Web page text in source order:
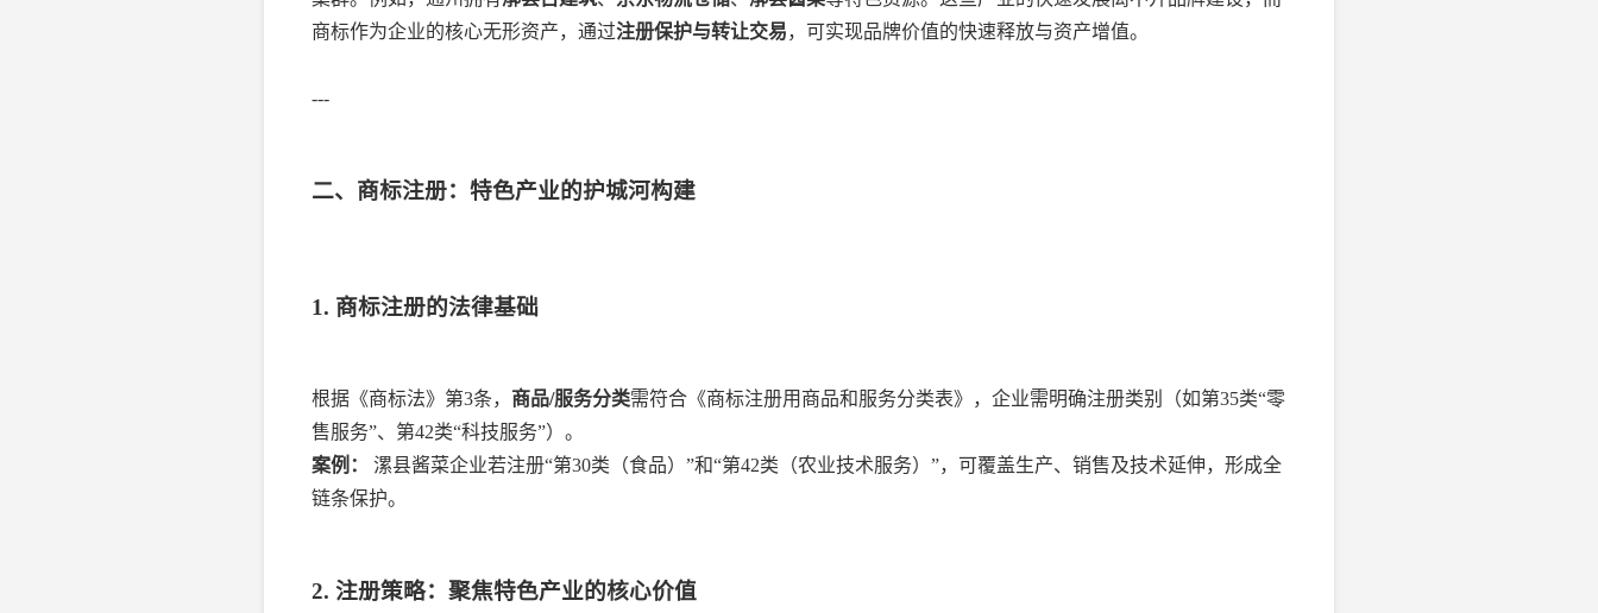
商标作为企业的核心无形资产，通过注册保护与转让交易，可实现品牌价值的快速释放与资产增值。
---
二、商标注册：特色产业的护城河构建
1. 商标注册的法律基础
根据《商标法》第3条， 商品/服务分类需符合《商标注册用商品和服务分类表》，企业需明确注册类别（如第35类“零
售服务”、第42类“科技服务”）。
案例：
漯县酱菜企业若注册“第30类（食品）”和“第42类（农业技术服务）”，可覆盖生产、销售及技术延伸，形成全
链条保护。
2. 注册策略：聚焦特色产业的核心价值